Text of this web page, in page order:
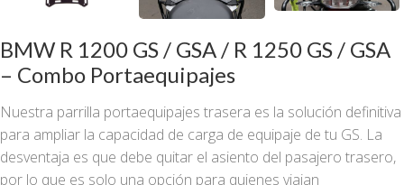
BMW R 1200 GS / GSA / R 1250 GS / GSA
– Combo Portaequipajes
Nuestra parrilla portaequipajes trasera es la solución definitiva
para ampliar la capacidad de carga de equipaje de tu GS. La
desventaja es que debe quitar el asiento del pasajero trasero,
por lo que es solo una opción para quienes viajan